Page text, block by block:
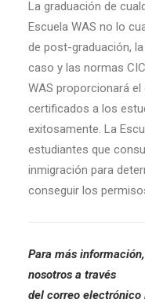
La graduación de
Escuela WAS no lo
de post-graduación,
caso y las normas
WAS proporcionará
certificados a los
exitosamente. La
estudiantes que
inmigración para
conseguir los
Para más
nosotros a través
del correo electrónico